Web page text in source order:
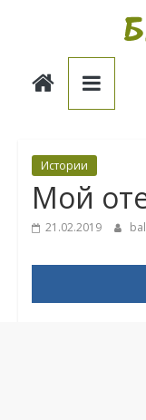
Балдёж
Истории
Мой
21.02.2019